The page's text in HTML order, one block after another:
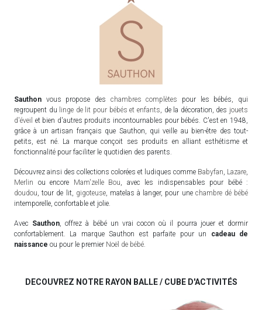
Sauthon vous propose des chambres complètes pour les bébés, qui
regroupent du linge de lit pour bébés et enfants , de la décoration, des jouets
d'éveil et bien d'autres produits incontournables pour bébés. C'est en 1948,
grâce à un artisan français que Sauthon, qui veille au bien-être des tout-
petits, est né. La marque conçoit ses produits en alliant esthétisme et
fonctionnalité pour faciliter le quotidien des parents.
Découvrez ainsi des collections colorées et ludiques comme Babyfan Lazare
Merlin ou encore Mam'zelle Bou , avec les indispensables pour bébé :
doudou , tour de lit, gigoteuse, matelas à langer, pour une chambre dé bébé
intemporelle, confortable et jolie.
Avec Sauthon , offrez à bébé un vrai cocon où il pourra jouer et dormir
confortablement. La marque Sauthon est parfaite pour un
cadeau de
naissance ou pour le premier Noël de bébé
DECOUVREZ NOTRE RAYON BALLE / CUBE D'ACTIVITÉS